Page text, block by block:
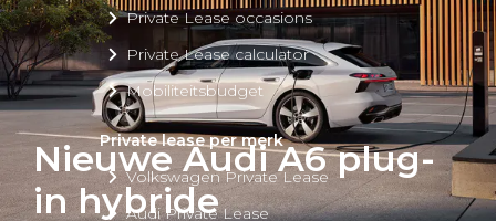
Private Lease occasions
Private Lease calculator
Mobiliteitsbudget
Private lease per merk
Volkswagen Private Lease
Audi Private Lease
Nieuwe Audi A6 plug-
in hybride